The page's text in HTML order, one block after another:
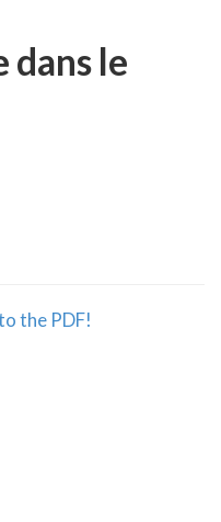
dans le
the PDF!